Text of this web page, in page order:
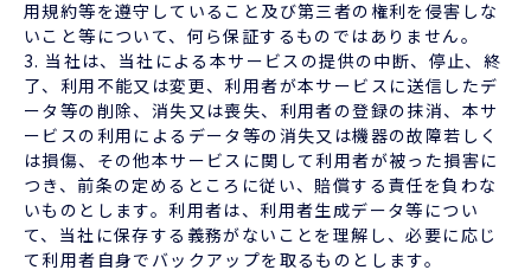
用規約等を遵守していること及び第三者の権利を侵害しな
いこと等について、何ら保証するものではありません。
3. 当社は、当社による本サービスの提供の中断、停止、終
了、利用不能又は変更、利用者が本サービスに送信したデ
ータ等の削除、消失又は喪失、利用者の登録の抹消、本サ
ービスの利用によるデータ等の消失又は機器の故障若しく
は損傷、その他本サービスに関して利用者が被った損害に
つき、前条の定めるところに従い、賠償する責任を負わな
いものとします。利用者は、利用者生成データ等につい
て、当社に保存する義務がないことを理解し、必要に応じ
て利用者自身でバックアップを取るものとします。